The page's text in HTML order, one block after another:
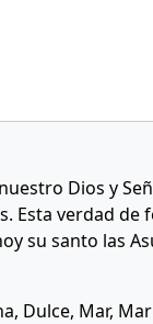
Dios y
Esta verdad de
su santo las
Dulce, Mar,